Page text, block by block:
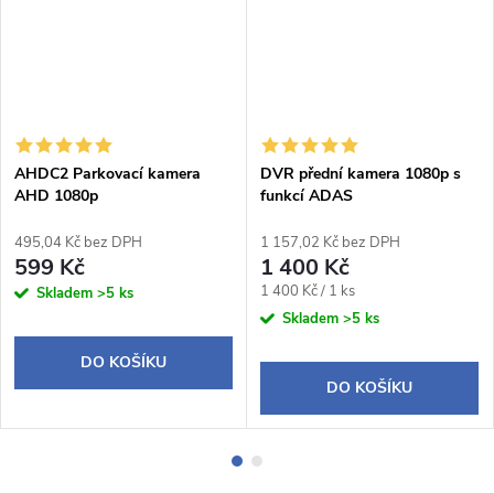
AHDC2 Parkovací kamera
AHD 1080p
495,04 Kč bez DPH
599 Kč
Skladem >5 ks
DO KOŠÍKU
DVR přední kamera 1080p s
funkcí ADAS
1 157,02 Kč bez DPH
1 400 Kč
Měrná
cena:
1 400 Kč / 1 ks
Skladem >5 ks
DO KOŠÍKU